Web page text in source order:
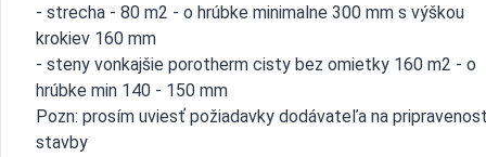
- strecha - 80 m2 - o hrúbke minimalne 300 mm s výškou
krokiev 160 mm
- steny vonkajšie porotherm cisty bez omietky 160 m2 - o
hrúbke min 140 - 150 mm
Pozn: prosím uviesť požiadavky dodávateľa na
stavby